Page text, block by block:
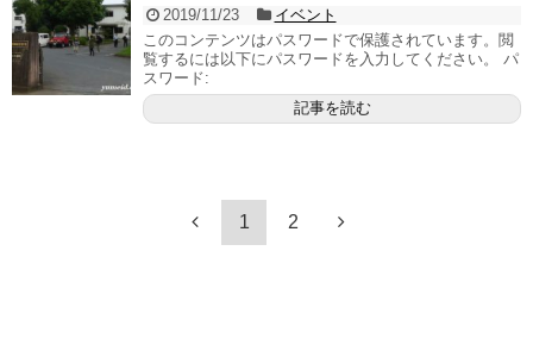
2019/11/23
イベント
このコンテンツはパスワードで保護されています。閲
覧するには以下にパスワードを入力してください。 パ
スワード:
記事を読む
1 2